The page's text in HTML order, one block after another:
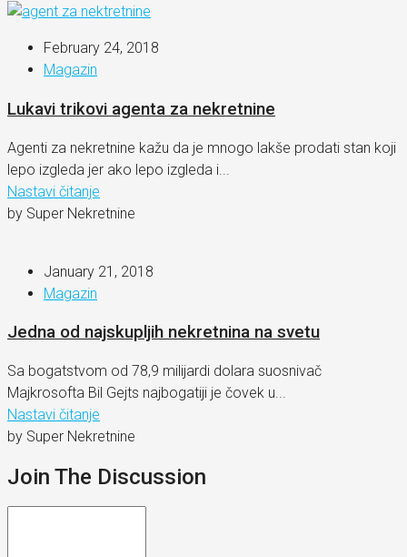
February 24, 2018
Magazin
Lukavi trikovi agenta za nekretnine
Agenti za nekretnine kažu da je mnogo lakše prodati stan koji
lepo izgleda jer ako lepo izgleda i...
Nastavi čitanje
by Super Nekretnine
January 21, 2018
Magazin
Jedna od najskupljih nekretnina na svetu
Sa bogatstvom od 78,9 milijardi dolara suosnivač
Majkrosofta Bil Gejts najbogatiji je čovek u...
Nastavi čitanje
by Super Nekretnine
Join The Discussion